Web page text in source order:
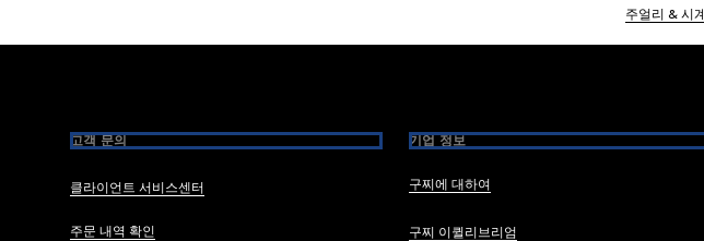
주얼리 & 시계
고객 문의
클라이언트 서비스센터
주문 내역 확인
기업 정보
구찌에 대하여
구찌 이퀼리브리엄